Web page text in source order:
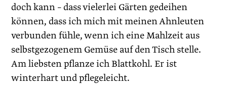
doch kann – dass vielerlei Gärten gedeihen
können, dass ich mich mit meinen Ahnleuten
verbunden fühle, wenn ich eine Mahlzeit aus
selbstgezogenem Gemüse auf den Tisch stelle.
Am liebsten pflanze ich Blattkohl. Er ist
winterhart und pflegeleicht.